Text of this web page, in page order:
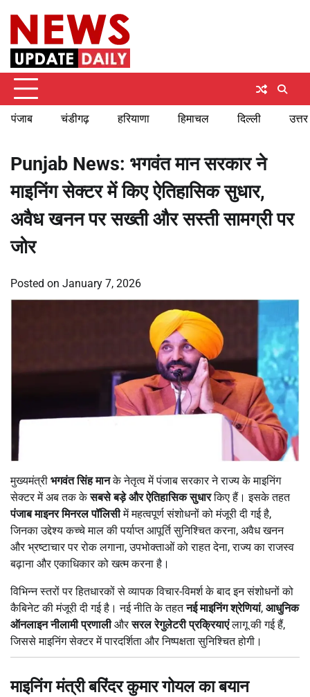
content
पंजाब चंडीगढ़ हरियाणा हिमाचल दिल्ली
Punjab News: भगवंत मान सरकार ने
माइनिंग सेक्टर में किए ऐतिहासिक सुधार,
अवैध खनन पर सख्ती और सस्ती सामग्री पर
जोर
Posted on January 7, 2026
मुख्यमंत्री भगवंत सिंह मानके नेतृत्व में पंजाब सरकार ने राज्य के माइनिंग
सेक्टर में अब तक केसबसे बड़े और ऐतिहासिक सुधारकिए हैं। इसके तहत
पंजाब माइनर मिनरल पॉलिसीमें महत्वपूर्ण संशोधनों को मंजूरी दी गई है,
जिनका उद्देश्य कच्चे माल की पर्याप्त आपूर्ति सुनिश्चित करना, अवैध खनन
और भ्रष्टाचार पर रोक लगाना, उपभोक्ताओं को राहत देना, राज्य का राजस्व
बढ़ाना और एकाधिकार को खत्म करना है।
विभिन्न स्तरों पर हितधारकों से व्यापक विचार-विमर्श के बाद इन संशोधनों को
कैबिनेट की मंजूरी दी गई है। नई नीति के तहतनई माइनिंग श्रेणियां, आधुनिक
ऑनलाइन नीलामी प्रणालीऔरसरल रेगुलेटरी प्रक्रियाएंलागू की गई हैं,
जिससे माइनिंग सेक्टर में पारदर्शिता और निष्पक्षता सुनिश्चित होगी।
माइनिंग मंत्री बरिंदर कुमार गोयल का बयान